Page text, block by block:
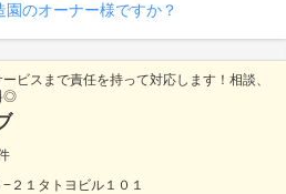
園のオーナー様ですか？
ビスまで責任を持って対応します！相談、
◎
２１タトヨビル１０１